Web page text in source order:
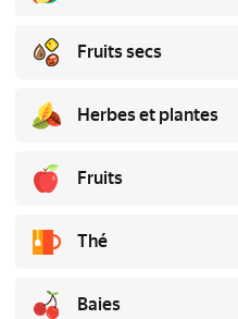
Fruits secs
Herbes et plantes
Fruits
Thé
Baies